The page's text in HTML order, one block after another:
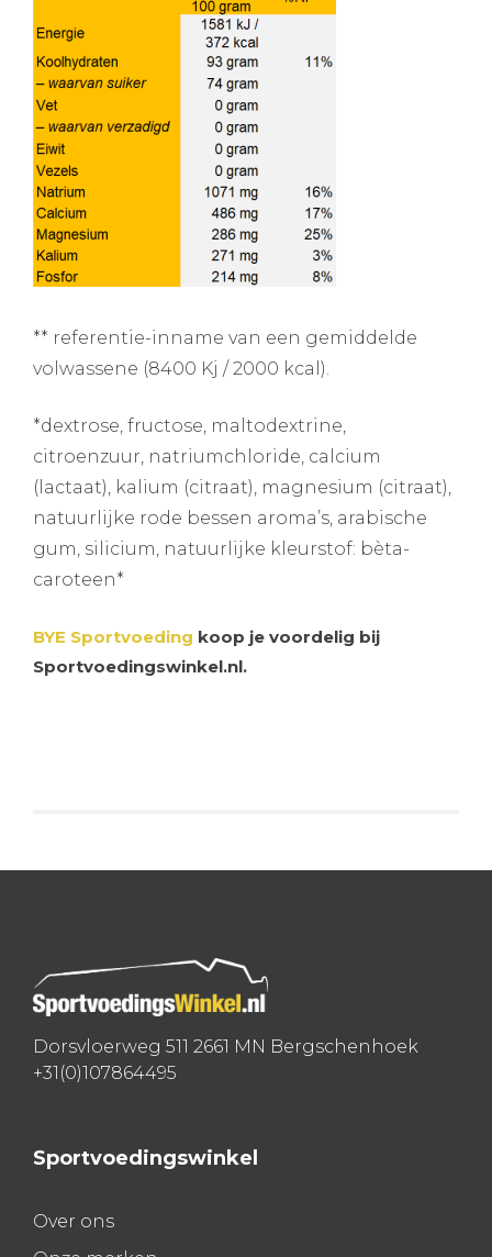
** referentie-inname van een gemiddelde
volwassene (8400 Kj / 2000 kcal).
*dextrose, fructose, maltodextrine,
citroenzuur, natriumchloride, calcium
(lactaat), kalium (citraat), magnesium (citraat),
natuurlijke rode bessen aroma’s, arabische
gum, silicium, natuurlijke kleurstof: bèta-
caroteen*
BYE Sportvoeding koop je voordelig bij
Sportvoedingswinkel.nl.
Dorsvloerweg 511 2661 MN Bergschenhoek
+31(0)107864495
Sportvoedingswinkel
Over ons